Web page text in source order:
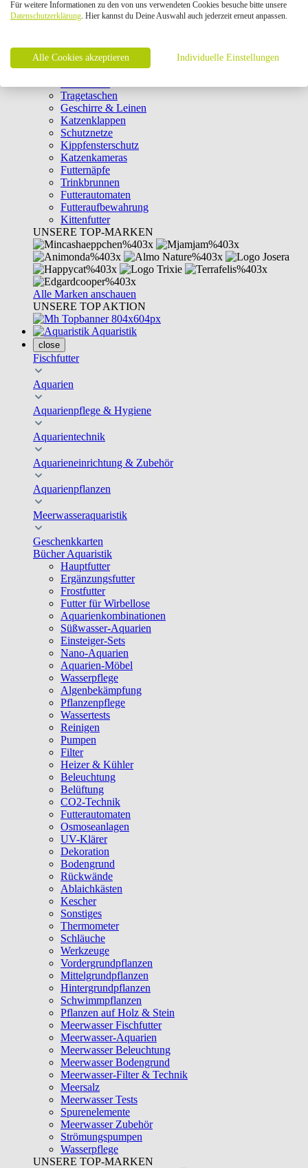
Intelligenzspielzeug
Laserpointer & Elektrospielzeug
Clicker & Target Sticks für Katzen
Weiteres Katzenspielzeug
Transportboxen
Tragetaschen
Geschirre & Leinen
Katzenklappen
Schutznetze
Kippfensterschutz
Katzenkameras
Futternäpfe
Trinkbrunnen
Futterautomaten
Futteraufbewahrung
Kittenfutter
UNSERE TOP-MARKEN
Alle Marken anschauen
UNSERE TOP AKTION
Aquaristik
close
Fischfutter
Aquarien
Aquarienpflege & Hygiene
Aquarientechnik
Aquarieneinrichtung & Zubehör
Aquarienpflanzen
Meerwasseraquaristik
Geschenkkarten
Bücher Aquaristik
Hauptfutter
Ergänzungsfutter
Frostfutter
Futter für Wirbellose
Aquarienkombinationen
Süßwasser-Aquarien
Einsteiger-Sets
Nano-Aquarien
Aquarien-Möbel
Wasserpflege
Algenbekämpfung
Pflanzenpflege
Wassertests
Reinigen
Pumpen
Filter
Heizer & Kühler
Beleuchtung
Belüftung
CO2-Technik
Futterautomaten
Osmoseanlagen
UV-Klärer
Dekoration
Bodengrund
Rückwände
Ablaichkästen
Kescher
Sonstiges
Thermometer
Schläuche
Werkzeuge
Vordergrundpflanzen
Mittelgrundpflanzen
Hintergrundpflanzen
Schwimmpflanzen
Pflanzen auf Holz & Stein
Meerwasser Fischfutter
Meerwasser-Aquarien
Meerwasser Beleuchtung
Meerwasser Bodengrund
Meerwasser-Filter & Technik
Meersalz
Meerwasser Tests
Spurenelemente
Meerwasser Zubehör
Strömungspumpen
Wasserpflege
UNSERE TOP-MARKEN
Für weitere Informationen zu den von uns verwendeten Cookies besuche bitte unsere
Datenschutzerklärung. Hier kannst du Deine Auswahl auch jederzeit erneut anpassen.
Alle Cookies akzeptieren Individuelle Einstellungen